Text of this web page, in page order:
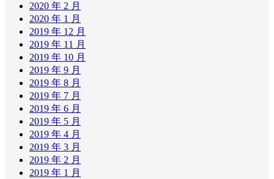
2020 年 2 月
2020 年 1 月
2019 年 12 月
2019 年 11 月
2019 年 10 月
2019 年 9 月
2019 年 8 月
2019 年 7 月
2019 年 6 月
2019 年 5 月
2019 年 4 月
2019 年 3 月
2019 年 2 月
2019 年 1 月